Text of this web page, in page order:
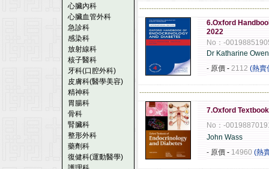
心臟內科
心臟血管外科
急診科
感染科
放射線科
核子醫科
牙科(口腔外科)
皮膚科(醫學美容)
精神科
胃腸科
骨科
腎臟科
整形外科
藥劑科
復健科(運動醫學)
6.Oxford
2022
No：-
Dr Katharine Owen
- 原價 - 2112 (熱賣
7.Oxford
No：-
John Wass
- 原價 - 14960 (熱